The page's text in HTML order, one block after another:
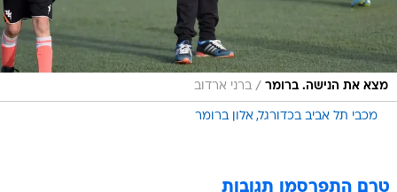
מצא את הנישה. ברומר / ברני ארדוב
מכבי תל אביב בכדורגל אלון ברומר
טרם התפרסמו תגובות